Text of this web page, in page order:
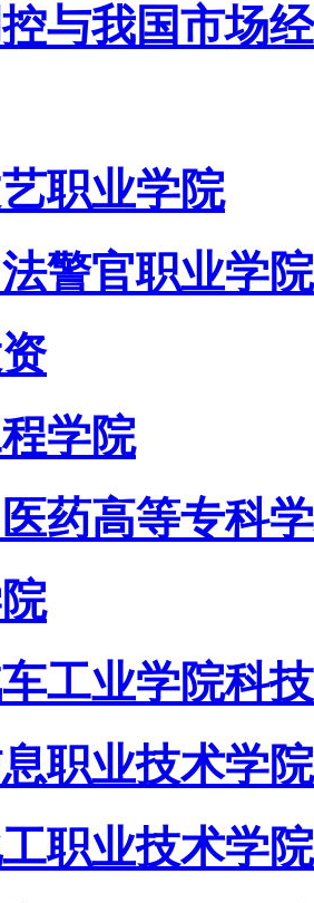
与我国市场
职业学院
警官职业学院
学院
药高等专科
工业学院科
职业技术学院
职业技术学院